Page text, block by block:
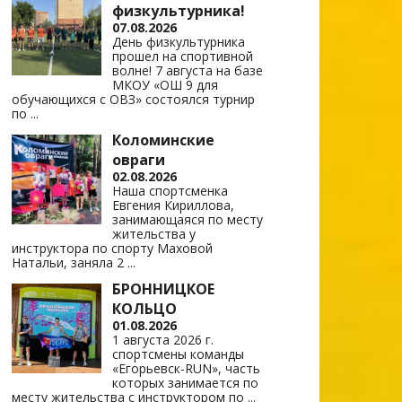
физкультурника!
07.08.2026
День физкультурника
прошел на спортивной
волне! 7 августа на базе
МКОУ «ОШ 9 для
обучающихся с ОВЗ» состоялся турнир
по...
Коломинские
овраги
02.08.2026
Наша спортсменка
Евгения Кириллова,
занимающаяся по месту
жительства у
инструктора по спорту Маховой
Натальи, заняла 2 ...
БРОННИЦКОЕ
КОЛЬЦО
01.08.2026
1 августа 2026 г.
спортсмены команды
«Егорьевск-RUN», часть
которых занимается по
месту жительства с инструктором по ...